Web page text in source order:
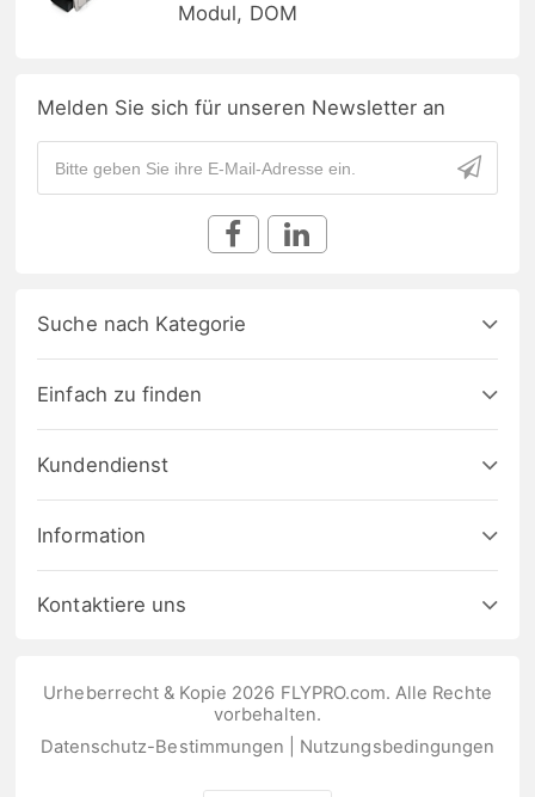
Modul, DOM
Melden Sie sich für unseren Newsletter an
Suche nach Kategorie
Einfach zu finden
Kundendienst
Information
Kontaktiere uns
Urheberrecht & Kopie 2026 FLYPRO.com. Alle Rechte
vorbehalten.
Datenschutz-Bestimmungen
Nutzungsbedingungen